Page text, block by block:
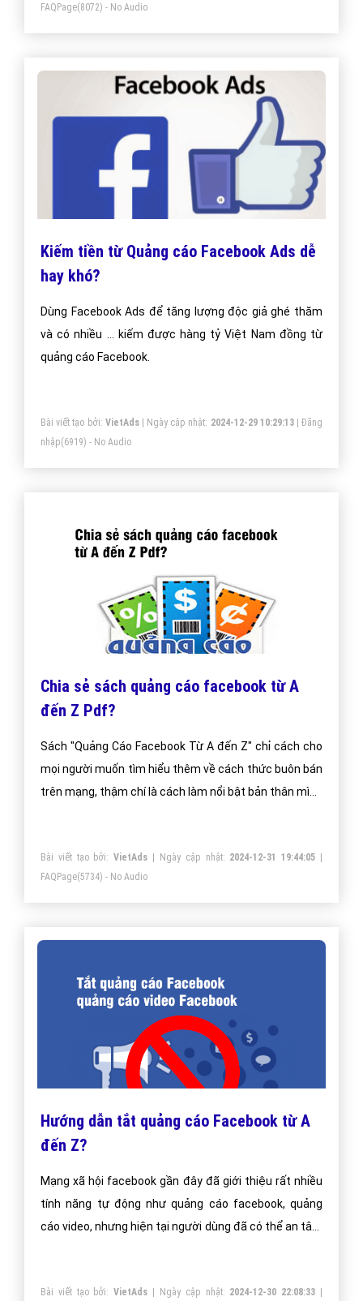
bán.
FAQPage(8072) - No Audio
Kiếm tiền từ Quảng cáo Facebook Ads dễ
hay khó?
Dùng Facebook Ads để tăng lượng độc giả ghé thăm
và có nhiều ... kiếm được hàng tỷ Việt Nam đồng từ
quảng cáo Facebook.
Bài viết tạo bởi: VietAds| Ngày cập nhật: 2024-12-29 10:29:13|Đăng
nhập(6919) - No Audio
Chia sẻ sách quảng cáo facebook từ A
đến Z Pdf?
Sách "Quảng Cáo Facebook Từ A đến Z" chỉ cách cho
mọi người muốn tìm hiểu thêm về cách thức buôn bán
trên mạng, thậm chí là cách làm nổi bật bản thân mình
Bài viết tạo bởi:VietAds | Ngày cập nhật: 2024-12-31 19:44:05
FAQPage(5734) - No Audio
Hướng dẫn tắt quảng cáo Facebook từ A
đến Z?
Mạng xã hội facebook gần đây đã giới thiệu rất nhiều
tính năng tự động như quảng cáo facebook, quảng
cáo video, nhưng hiện tại người dùng đã có thể an tâm
Bài viết tạo bởi:VietAds | Ngày cập nhật: 2024-12-30 22:08:33